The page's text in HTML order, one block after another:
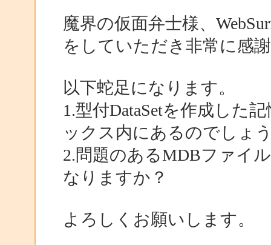
魔界の仮面弁士様、
をしていただき非常に感
以下蛇足になります。
1.型付DataSetを作成した
ックス内にあるのでしょ
2.問題のあるMDBファイ
なりますか？
よろしくお願いします。